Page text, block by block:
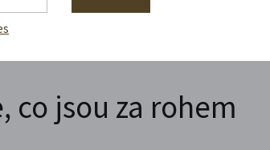
co jsou za rohem